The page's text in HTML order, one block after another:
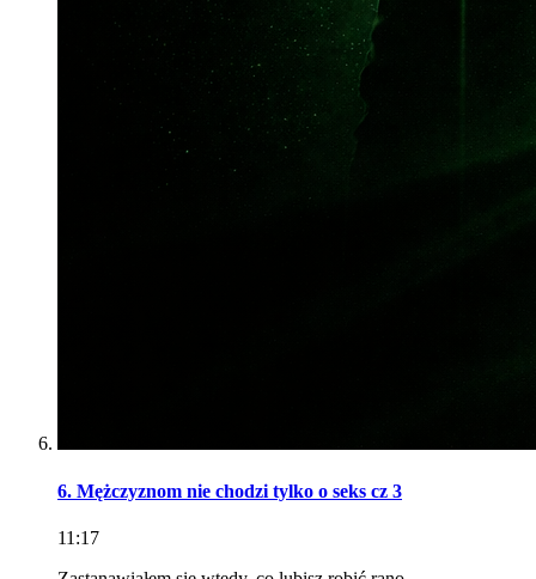
6. Mężczyznom nie chodzi tylko o seks cz 3
11:17